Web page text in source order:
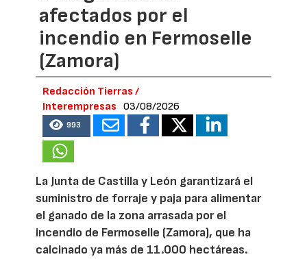
afectados por el
incendio en Fermoselle
(Zamora)
Redacción Tierras /
Interempresas
03/08/2026
993
La Junta de Castilla y León garantizará el
suministro de forraje y paja para alimentar
el ganado de la zona arrasada por el
incendio de Fermoselle (Zamora), que ha
calcinado ya más de 11.000 hectáreas.